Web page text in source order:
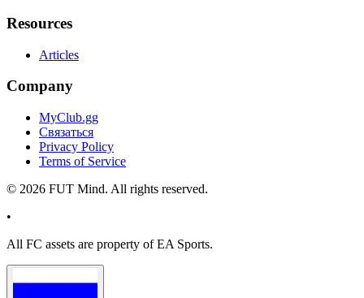
Resources
Articles
Company
MyClub.gg
Связаться
Privacy Policy
Terms of Service
© 2026 FUT Mind. All rights reserved.
•
All FC assets are property of EA Sports.